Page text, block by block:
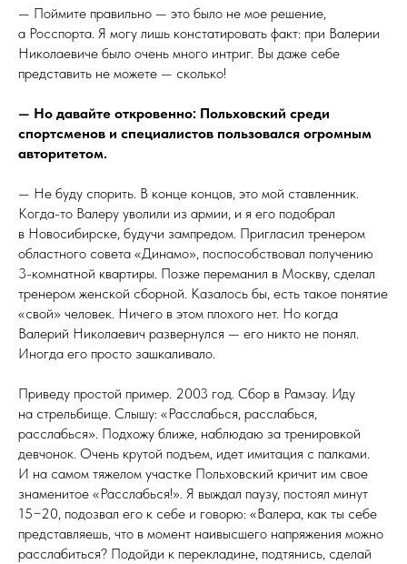
— Поймите правильно — это было не мое решение,
а Росспорта. Я могу лишь констатировать факт: при Валерии
Николаевиче было очень много интриг. Вы даже себе
представить не можете — сколько!
— Но давайте откровенно: Польховский среди
спортсменов и специалистов пользовался огромным
авторитетом.
— Не буду спорить. В конце концов, это мой ставленник.
Когда-то Валеру уволили из армии, и я его подобрал
в Новосибирске, будучи зампредом. Пригласил тренером
областного совета «Динамо», поспособствовал получению
3-комнатной квартиры. Позже переманил в Москву, сделал
тренером женской сборной. Казалось бы, есть такое понятие
«свой» человек. Ничего в этом плохого нет. Но когда
Валерий Николаевич развернулся — его никто не понял.
Иногда его просто зашкаливало.
Приведу простой пример. 2003 год. Сбор в Рамзау. Иду
на стрельбище. Слышу: «Расслабься, расслабься,
расслабься». Подхожу ближе, наблюдаю за тренировкой
девчонок. Очень крутой подъем, идет имитация с палками.
И на самом тяжелом участке Польховский кричит им свое
знаменитое «Расслабься!». Я выждал паузу, постоял минут
15−20, подозвал его к себе и говорю: «Валера, как ты себе
представляешь, что в момент наивысшего напряжения можно
расслабиться? Подойди к перекладине, подтянись, сделай